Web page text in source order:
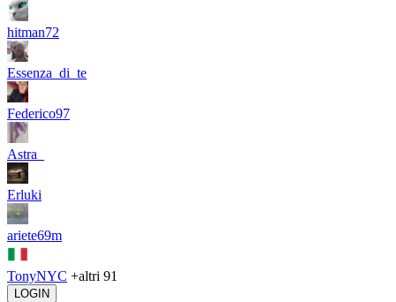
hitman72
Essenza_di_te
Federico97
Astra_
Erluki
ariete69m
TonyNYC +altri 91
LOGIN